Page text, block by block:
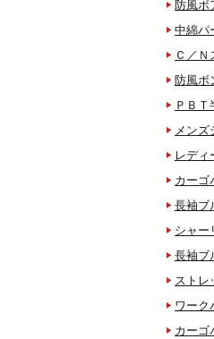
防風ボ
中綿パ
Ｃ／
防風ボ
ＰＢ
メンズ
レディ
カーゴ
長袖ブ
シャー
長袖ブ
ストレ
ワーク
カーゴ